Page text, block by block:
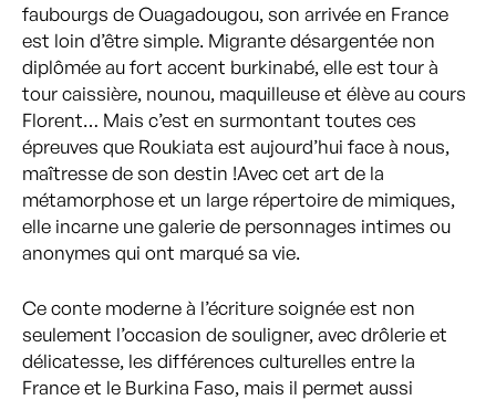
faubourgs de Ouagadougou, son arrivée en France
est loin d’être simple. Migrante désargentée non
diplômée au fort accent burkinabé, elle est tour à
tour caissière, nounou, maquilleuse et élève au cours
Florent… Mais c’est en surmontant toutes ces
épreuves que Roukiata est aujourd’hui face à nous,
maîtresse de son destin !Avec cet art de la
métamorphose et un large répertoire de mimiques,
elle incarne une galerie de personnages intimes ou
anonymes qui ont marqué sa vie.
Ce conte moderne à l’écriture soignée est non
seulement l’occasion de souligner, avec drôlerie et
délicatesse, les différences culturelles entre la
France et le Burkina Faso, mais il permet aussi